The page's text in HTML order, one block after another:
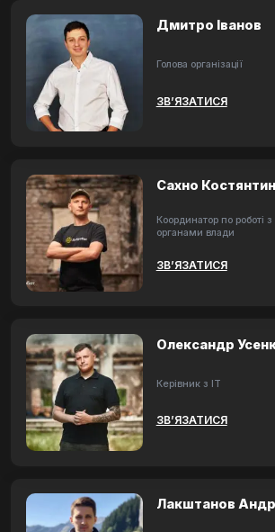
Дмитро Іванов
Голова організації
ЗВ’ЯЗАТИСЯ
Сахно Костянтин
Координатор по роботі
органами влади
ЗВ’ЯЗАТИСЯ
Олександр
Керівник з ІТ
ЗВ’ЯЗАТИСЯ
Лакштанов